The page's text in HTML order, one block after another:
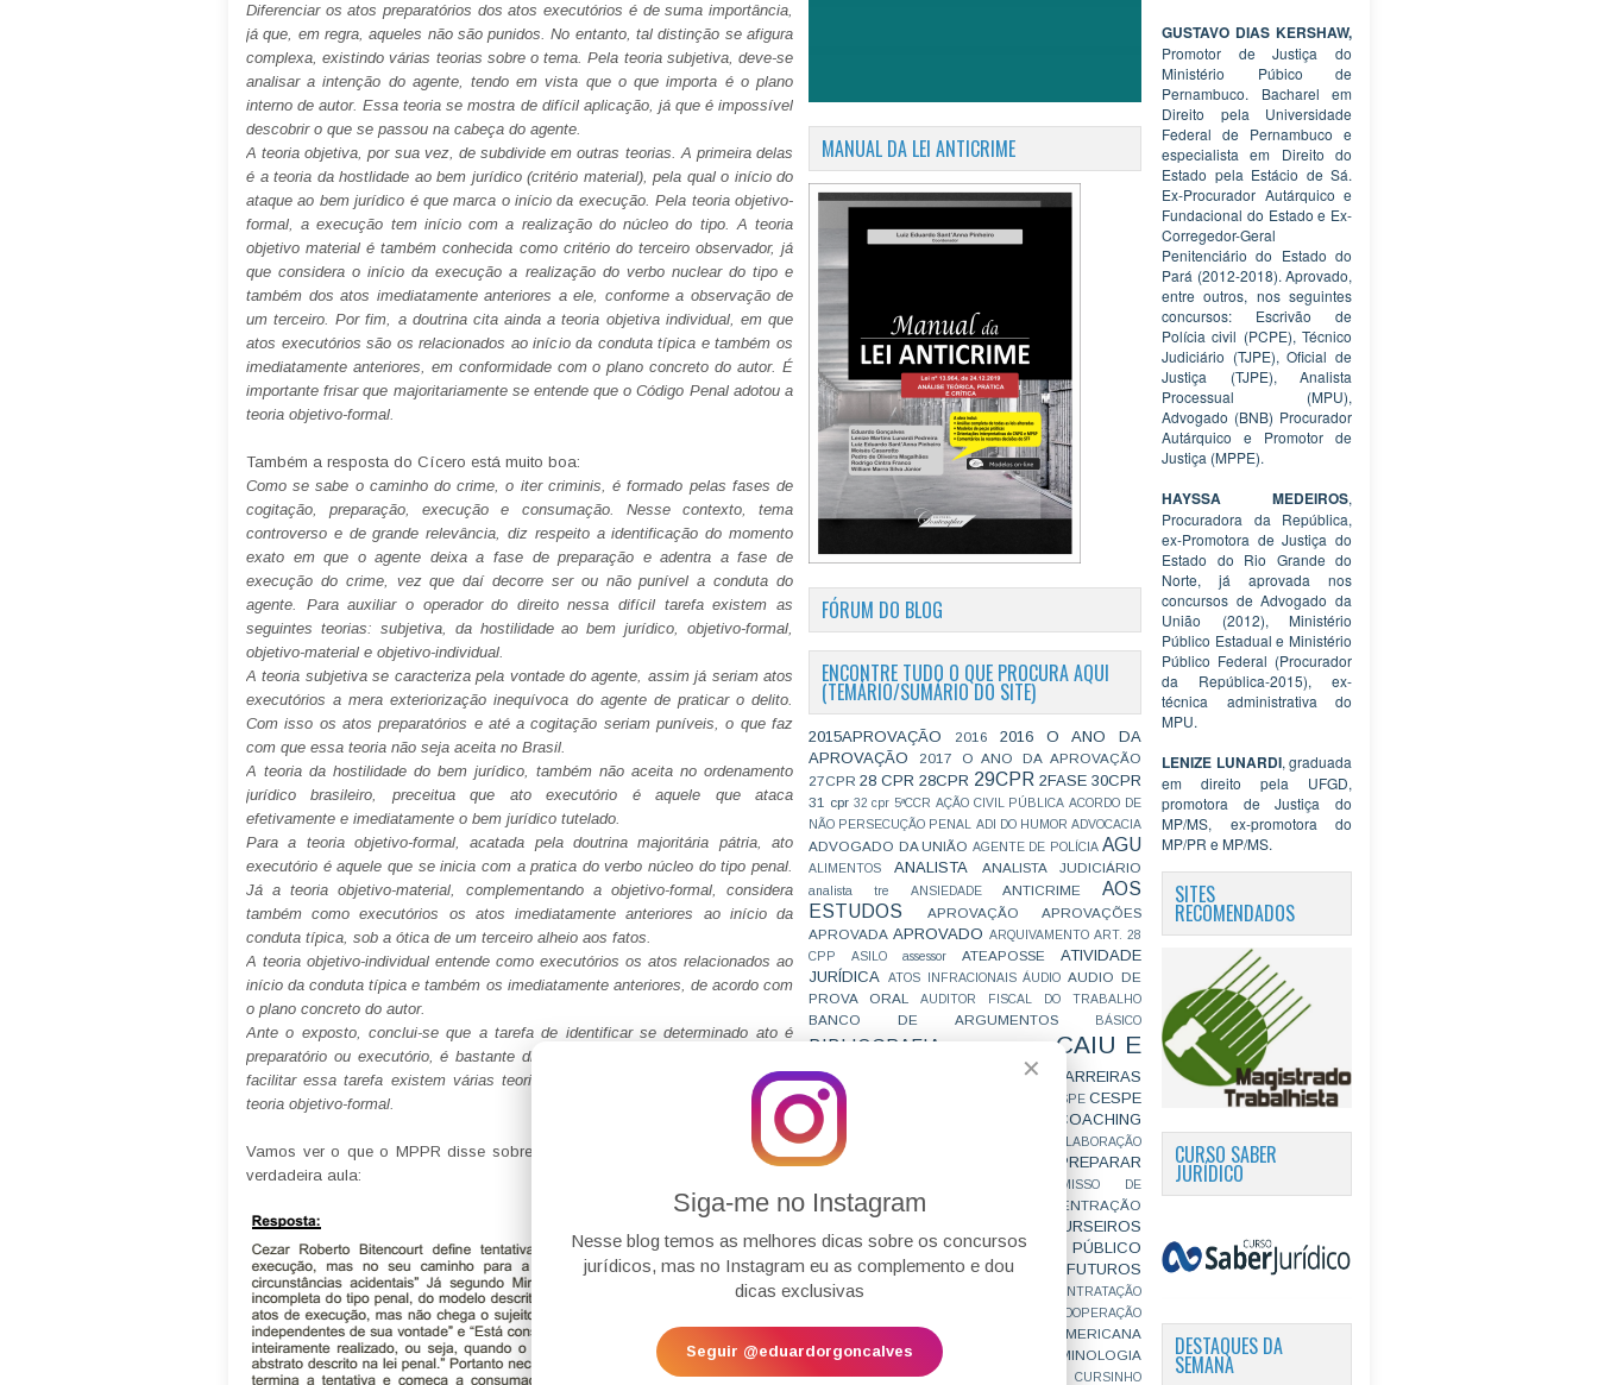
✕
Siga-me no Instagram
Nesse blog temos as melhores dicas sobre os concursos
jurídicos, mas no Instagram eu as complemento e dou
dicas exclusivas
Seguir @eduardorgoncalves
Diferenciar os atos preparatórios dos atos executórios é de suma importância,
já que, em regra, aqueles não são punidos. No entanto, tal distinção se afigura
complexa, existindo várias teorias sobre o tema. Pela teoria subjetiva, deve-se
analisar a intenção do agente, tendo em vista que o que importa é o plano
interno de autor. Essa teoria se mostra de difícil aplicação, já que é impossível
descobrir o que se passou na cabeça do agente.
A teoria objetiva, por sua vez, de subdivide em outras teorias. A primeira delas
é a teoria da hostlidade ao bem jurídico (critério material), pela qual o início do
ataque ao bem jurídico é que marca o início da execução. Pela teoria objetivo-
formal, a execução tem início com a realização do núcleo do tipo. A teoria
objetivo material é também conhecida como critério do terceiro observador, já
que considera o início da execução a realização do verbo nuclear do tipo e
também dos atos imediatamente anteriores a ele, conforme a observação de
um terceiro. Por fim, a doutrina cita ainda a teoria objetiva individual, em que
atos executórios são os relacionados ao início da conduta típica e também os
imediatamente anteriores, em conformidade com o plano concreto do autor. É
importante frisar que majoritariamente se entende que o Código Penal adotou a
teoria objetivo-formal.
Também a resposta do Cícero está muito boa:
Como se sabe o caminho do crime, o iter criminis, é formado pelas fases de
cogitação, preparação, execução e consumação. Nesse contexto, tema
controverso e de grande relevância, diz respeito a identificação do momento
exato em que o agente deixa a fase de preparação e adentra a fase de
execução do crime, vez que daí decorre ser ou não punível a conduta do
agente. Para auxiliar o operador do direito nessa difícil tarefa existem as
seguintes teorias: subjetiva, da hostilidade ao bem jurídico, objetivo-formal,
objetivo-material e objetivo-individual.
A teoria subjetiva se caracteriza pela vontade do agente, assim já seriam atos
executórios a mera exteriorização inequívoca do agente de praticar o delito.
Com isso os atos preparatórios e até a cogitação seriam puníveis, o que faz
com que essa teoria não seja aceita no Brasil.
A teoria da hostilidade do bem jurídico, também não aceita no ordenamento
jurídico brasileiro, preceitua que ato executório é aquele que ataca
efetivamente e imediatamente o bem jurídico tutelado.
Para a teoria objetivo-formal, acatada pela doutrina majoritária pátria, ato
executório é aquele que se inicia com a pratica do verbo núcleo do tipo penal.
Já a teoria objetivo-material, complementando a objetivo-formal, considera
também como executórios os atos imediatamente anteriores ao início da
conduta típica, sob a ótica de um terceiro alheio aos fatos.
A teoria objetivo-individual entende como executórios os atos relacionados ao
início da conduta típica e também os imediatamente anteriores, de acordo com
o plano concreto do autor.
Ante o exposto, conclui-se que a tarefa de identificar se determinado ato é
preparatório ou executório, é bastante difícil, controversa e relevante, e para
facilitar essa tarefa existem várias teorias, sendo a mais aceita no Brasil a
teoria objetivo-formal.
Vamos ver o que o MPPR disse sobre o tema? Espelho da banca e uma
verdadeira aula:
MANUAL DA LEI ANTICRIME
FÓRUM DO BLOG
ENCONTRE TUDO O QUE PROCURA AQUI
(TEMÁRIO/SUMÁRIO DO SITE)
2015APROVAÇÃO 2016
2016 O ANO DA
APROVAÇÃO
2017 O ANO DA APROVAÇÃO
27CPR 28 CPR 28CPR 29CPR 2FASE 30CPR
31 cpr 32 cpr 5ªCCR AÇÃO CIVIL PÚBLICA ACORDO DE
NÃO PERSECUÇÃO PENAL
ADI DO HUMOR ADVOCACIA
ADVOGADO DA UNIÃO AGENTE DE POLÍCIA AGU
ALIMENTOS ANALISTA ANALISTA JUDICIÁRIO
analista tre ANSIEDADE ANTICRIME
AOS
ESTUDOS
APROVAÇÃO
APROVAÇÕES
APROVADA APROVADO ARQUIVAMENTO ART. 28
CPP
ASILO assessor ATEAPOSSE
ATIVIDADE
JURÍDICA
ATOS INFRACIONAIS ÁUDIO AUDIO DE
PROVA ORAL
AUDITOR FISCAL DO TRABALHO
BANCO DE ARGUMENTOS BÁSICO
BIBLIOGRAFIA
CAIU E
VAI CAIR
CARREIRAS
CARREIRAS
JURÍDICAS
CEBRASPE CESPE
CF COACHING
CÓDIGO DE TRÂNSITO BRASILEIRO
COLABORAÇÃO
COMBATE À CORRUPÇÃO
COMO SE PREPARAR
COMPROMISSO DE
AJUSTAMENTO DE CONDUTA
CONCENTRAÇÃO
CONCURSEIROS
CONCURSO
CONCURSO PÚBLICO
CONCURSOS
CONCURSOS FUTUROS
CONCURSOS NÍVEL HARD
CONTRATAÇÃO
COOPERAÇÃO
CORTE INTERAMERICANA
CPC2015
CPI
CRIMINOLOGIA
CRONOGRAMA
CTB CURSINHO
GUSTAVO DIAS KERSHAW,
Promotor de Justiça do
Ministério Púbico de
Pernambuco. Bacharel em
Direito pela Universidade
Federal de Pernambuco e
especialista em Direito do
Estado pela Estácio de Sá.
Ex-Procurador Autárquico e
Fundacional do Estado e Ex-
Corregedor-Geral
Penitenciário do Estado do
Pará (2012-2018). Aprovado,
entre outros, nos seguintes
concursos: Escrivão de
Polícia civil (PCPE), Técnico
Judiciário (TJPE), Oficial de
Justiça (TJPE), Analista
Processual (MPU),
Advogado (BNB) Procurador
Autárquico e Promotor de
Justiça (MPPE).
HAYSSA MEDEIROS,
Procuradora da República,
ex-Promotora de Justiça do
Estado do Rio Grande do
Norte, já aprovada nos
concursos de Advogado da
União (2012), Ministério
Público Estadual e Ministério
Público Federal (Procurador
da República-2015), ex-
técnica administrativa do
MPU.
LENIZE LUNARDI, graduada
em direito pela UFGD,
promotora de Justiça do
MP/MS, ex-promotora do
MP/PR e MP/MS.
SITES
RECOMENDADOS
CURSO SABER
JURÍDICO
DESTAQUES DA
SEMANA